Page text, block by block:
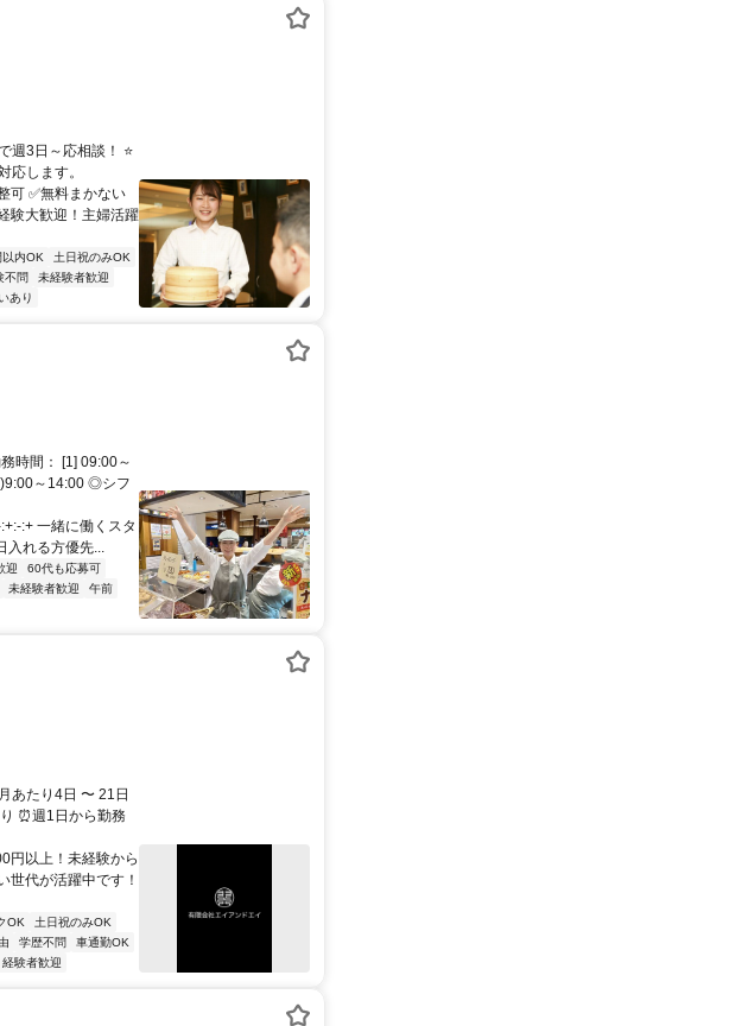
週3日～応相談！ ⭐
応します。
可 ✅無料まかない
験大歓迎！主婦活躍
内OK
土日祝のみOK
不問
未経験者歓迎
あり
時間： [1] 09:00～
～14:00 ◎シフ
:+ 一緒に働くスタ
入れる方優先...
迎
60代も応募可
未経験者歓迎
午前
あたり4日 〜 21日
⏰週1日から勤務
以上！未経験から
世代が活躍中です！
OK
土日祝のみOK
学歴不問
車通勤OK
経験者歓迎